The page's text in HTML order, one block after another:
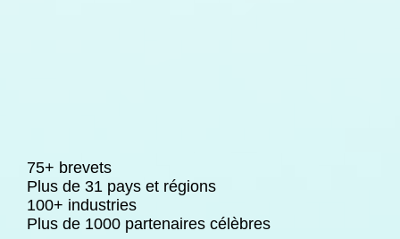
75+ brevets
Plus de 31 pays et régions
100+ industries
Plus de 1000 partenaires célèbres